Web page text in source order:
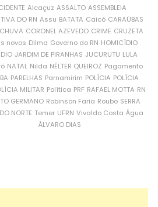
Alcaçuz ASSALTO ASSEMBLEIA
DO RN Assu BATATA Caicó CARAÚBAS
CORONEL AZEVEDO CRIME CRUZETA
novos Dilma Governo do RN HOMICÍDIO
JARDIM DE PIRANHAS JUCURUTU LULA
NATAL Nilda NÉLTER QUEIROZ Pagamento
PARELHAS Parnamirim POLÍCIA POLÍCIA
MILITAR Política PRF RAFAEL MOTTA RN
GERMANO Robinson Faria Roubo SERRA
NORTE Temer UFRN Vivaldo Costa Água
ÁLVARO DIAS